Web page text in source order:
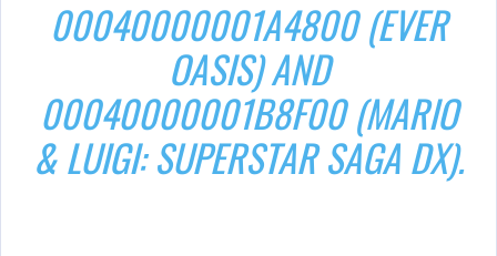
00040000001A4800 (EVER
OASIS) AND
00040000001B8F00 (MARIO
& LUIGI: SUPERSTAR SAGA DX).